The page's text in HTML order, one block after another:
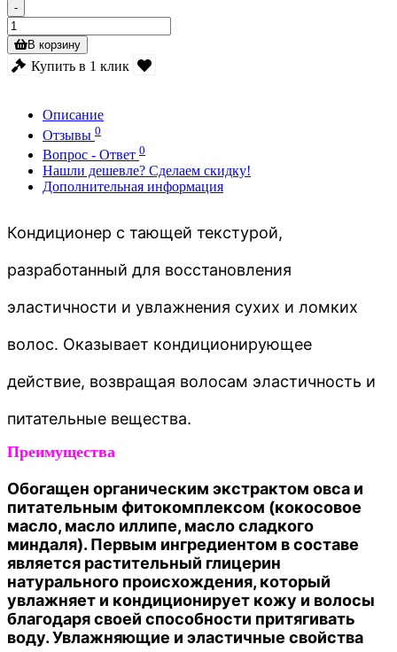
-
В корзину
Купить в 1 клик
Описание
Отзывы 0
Вопрос - Ответ 0
Нашли дешевле? Сделаем скидку!
Дополнительная информация
Кондиционер с тающей текстурой,
разработанный для восстановления
эластичности и увлажнения сухих и ломких
волос. Оказывает кондиционирующее
действие, возвращая волосам эластичность и
питательные вещества.
Преимущества
Обогащен органическим экстрактом овса и
питательным фитокомплексом (кокосовое
масло, масло иллипе, масло сладкого
миндаля). Первым ингредиентом в составе
является растительный глицерин
натурального происхождения, который
увлажняет и кондиционирует кожу и волосы
благодаря своей способности притягивать
воду. Увлажняющие и эластичные свойства